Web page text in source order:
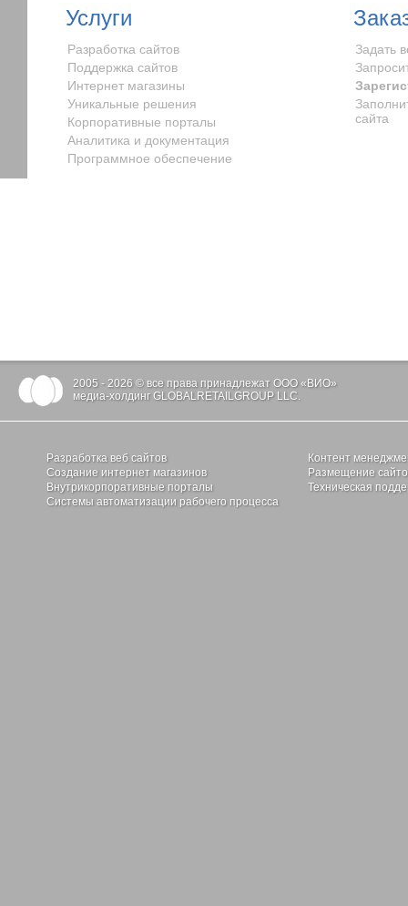
Услуги
Разработка сайтов
Поддержка сайтов
Интернет магазины
Уникальные решения
Корпоративные порталы
Аналитика и документация
Программное обеспечение
Задать
сайта
2005 - 2026 © все права принадлежат ООО «ВИО»
медиа-холдинг GLOBALRETAILGROUP LLC.
Разработка веб сайтов
Создание интернет магазинов
Внутрикорпоративные порталы
Системы автоматизации рабочего процесса
Контент
Размещение
Техническая